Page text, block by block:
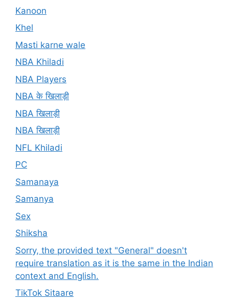
Kanoon
Khel
Masti karne wale
NBA Khiladi
NBA Players
NBA के खिलाड़ी
NBA खिलाड़ी
NBA खिलाड़ी
NFL Khiladi
PC
Samanaya
Samanya
Sex
Shiksha
Sorry, the provided text "General" doesn't
require translation as it is the same in the Indian
context and English.
TikTok Sitaare